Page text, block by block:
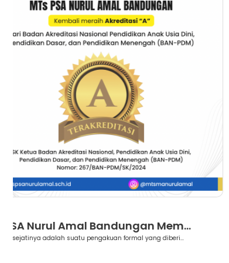
Pemilihan Ketua OSIM Tahun 2024/...
Oganisasi Siswa Intra Madrasah (OSIM) MTs PSA Nurul Amal menye...